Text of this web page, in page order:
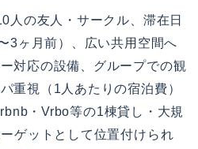
人の友人・サークル、滞在日
3ヶ月前）、広い共用空間へ
対応の設備、グループでの観
重視（1人あたりの宿泊費）
・Vrbo等の1棟貸し・大規
ゲットとして位置付けられ